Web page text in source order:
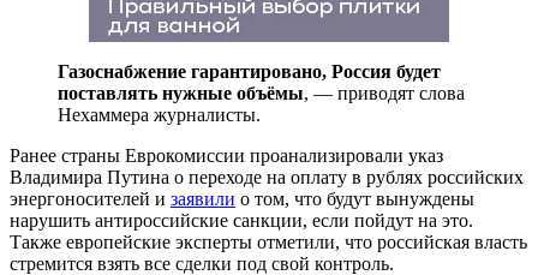
Газоснабжение гарантировано, Россия будет
поставлять нужные объёмы, — приводят слова
Нехаммера журналисты.
Ранее страны Еврокомиссии проанализировали указ
Владимира Путина о переходе на оплату в рублях российских
энергоносителей и заявили о том, что будут вынуждены
нарушить антироссийские санкции, если пойдут на это.
Также европейские эксперты отметили, что российская власть
стремится взять все сделки под свой контроль.